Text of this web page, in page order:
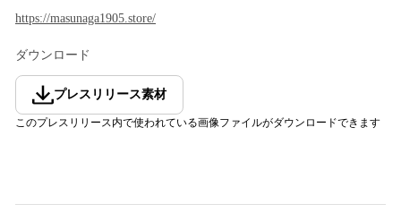
https://masunaga1905.store/
ダウンロード
プレスリリース素材
このプレスリリース内で使われている画像ファイルがダウンロードできます